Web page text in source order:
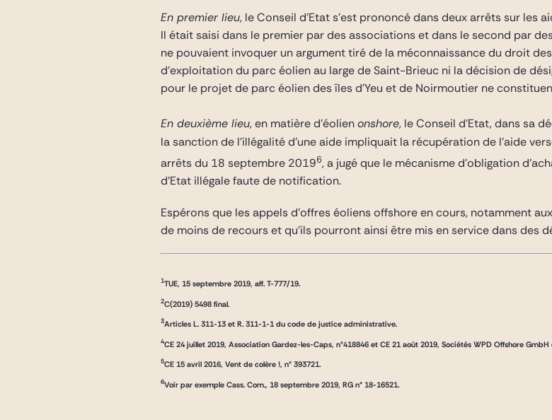
En premier lieu, le Conseil d’Etat s’est prononcé dans deux arrêts sur les
Il était saisi dans le premier par des associations et dans le second par
ne pouvaient invoquer un argument tiré de la méconnaissance du droit
d’exploitation du parc éolien au large de Saint-Brieuc ni la décision de
pour le projet de parc éolien des îles d’Yeu et de Noirmoutier ne
En deuxième lieu, en matière d’éolienonshore, le Conseil d’Etat, dans sa
la sanction de l’illégalité d’une aide impliquait la récupération de l’aide
arrêts du 18 septembre 20196, a jugé que le mécanisme d’obligation
d’Etat illégale faute de notification.
Espérons que les appels d’offres éoliens offshore en cours, notamment
de moins de recours et qu’ils pourront ainsi être mis en service dans des
1TUE, 15 septembre 2019, aff. T-777/19.
2C(2019) 5498 final.
3Articles L. 311-13 et R. 311-1-1 du code de justice administrative.
4CE 24 juillet 2019, Association Gardez-les-Caps, n°418846 et CE 21 août 2019, Sociétés WPD Offshore GmbH
5CE 15 avril 2016, Vent de colère !, n° 393721.
6Voir par exemple Cass. Com., 18 septembre 2019, RG n° 18-16521.